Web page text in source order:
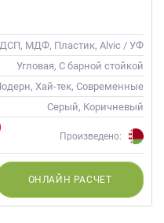
МДФ, Пластик, Alvic / УФ
лак, Стекло
Угловая, С барной стойкой
Хай-тек, Современные
Серый, Коричневый
Произведено:
ОНЛАЙН РАСЧЕТ